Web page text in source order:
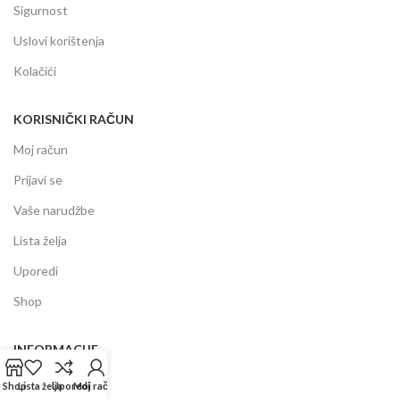
Sigurnost
Uslovi korištenja
Kolačići
KORISNIČKI RAČUN
Moj račun
Prijavi se
Vaše narudžbe
Lista želja
Uporedi
Shop
INFORMACIJE
Prodajni centar
ShopLista željaUporediMoj račun